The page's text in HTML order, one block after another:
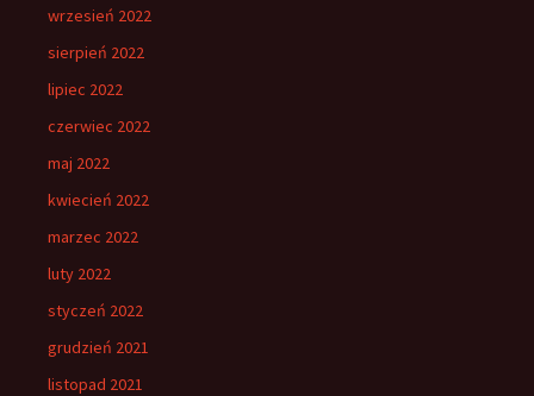
wrzesień 2022
sierpień 2022
lipiec 2022
czerwiec 2022
maj 2022
kwiecień 2022
marzec 2022
luty 2022
styczeń 2022
grudzień 2021
listopad 2021